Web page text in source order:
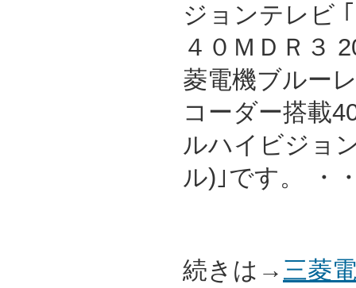
ジョンテレビ
４０ＭＤＲ３
菱電機ブルー
コーダー搭載
ルハイビジョ
ル)｣です。 ・
続きは→ 三菱